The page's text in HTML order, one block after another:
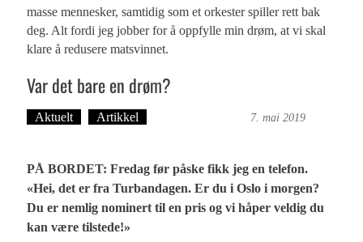
masse mennesker, samtidig som et orkester spiller rett bak
deg. Alt fordi jeg jobber for å oppfylle min drøm, at vi skal
klare å redusere matsvinnet.
Var det bare en drøm?
Aktuelt Artikkel 7. mai 2019
PÅ BORDET: Fredag før påske fikk jeg en telefon.
«Hei, det er fra Turbandagen. Er du i Oslo i morgen?
Du er nemlig nominert til en pris og vi håper veldig du
kan være tilstede!»